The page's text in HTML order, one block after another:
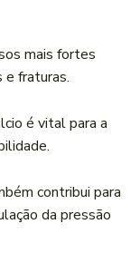
mais fortes
e fraturas.
é vital para a
contribui para
da pressão